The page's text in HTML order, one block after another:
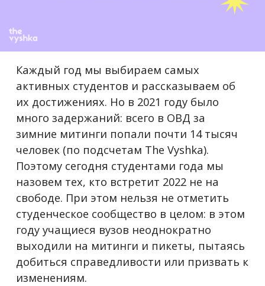
Каждый год мы выбираем самых
активных студентов и рассказываем об
их достижениях. Но в 2021 году было
много задержаний: всего в ОВД за
зимние митинги попали почти 14 тысяч
человек (по подсчетам The Vyshka).
Поэтому сегодня студентами года мы
назовем тех, кто встретит 2022 не на
свободе. При этом нельзя не отметить
студенческое сообщество в целом: в этом
году учащиеся вузов неоднократно
выходили на митинги и пикеты, пытаясь
добиться справедливости или призвать к
изменениям.